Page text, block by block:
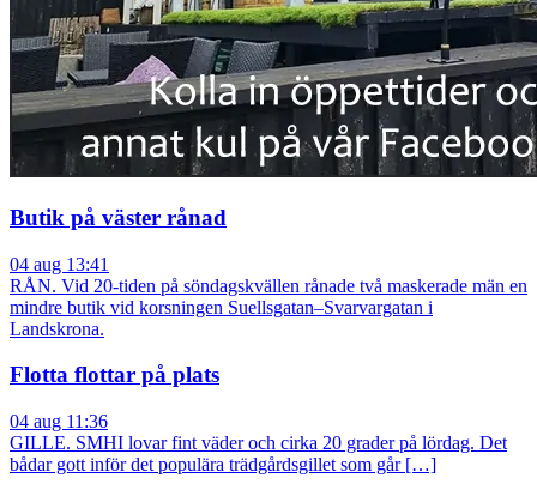
Butik på väster rånad
04 aug 13:41
RÅN. Vid 20-tiden på söndagskvällen rånade två maskerade män en
mindre butik vid korsningen Suellsgatan–Svarvargatan i
Landskrona.
Flotta flottar på plats
04 aug 11:36
GILLE. SMHI lovar fint väder och cirka 20 grader på lördag. Det
bådar gott inför det populära trädgårdsgillet som går […]